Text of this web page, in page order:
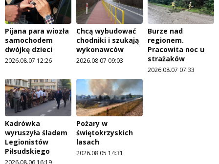
Pijana para wiozła
samochodem
dwójkę dzieci
2026.08.07 12:26
Chcą wybudować
chodniki i szukają
wykonawców
2026.08.07 09:03
Burze nad
regionem.
Pracowita noc u
strażaków
2026.08.07 07:33
Kadrówka
wyruszyła śladem
Legionistów
Piłsudskiego
2026.08.06 16:19
Pożary w
świętokrzyskich
lasach
2026.08.05 14:31